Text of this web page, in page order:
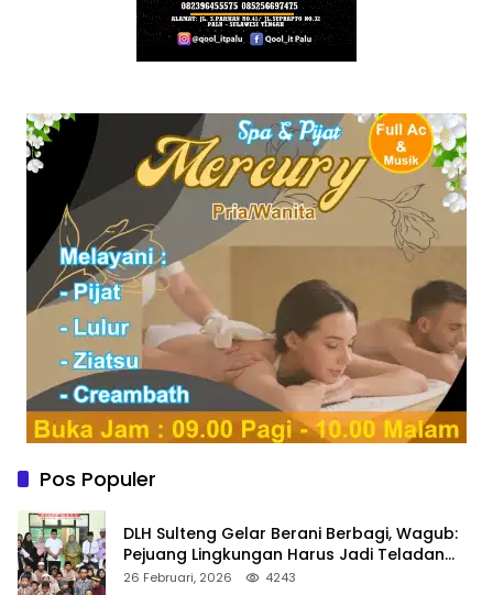
Pos Populer
DLH Sulteng Gelar Berani Berbagi, Wagub:
Pejuang Lingkungan Harus Jadi Teladan
Kepedulian
26 Februari, 2026 4243